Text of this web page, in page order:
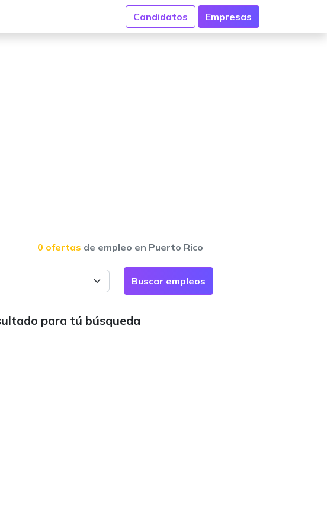
Candidatos Empresas
0 ofertas de empleo en Puerto Rico
para tú búsqueda